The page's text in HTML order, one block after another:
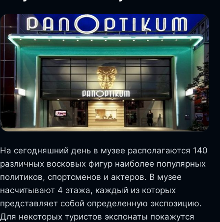
На сегодняшний день в музее располагаются 140
различных восковых фигур наиболее популярных
политиков, спортсменов и актеров. В музее
насчитывают 4 этажа, каждый из которых
представляет собой определенную экспозицию.
Для некоторых туристов экспонаты покажутся